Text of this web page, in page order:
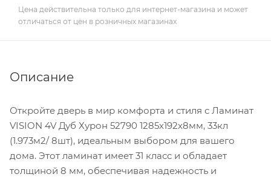
Цена действительна только для интернет-магазина и может
отличаться от цен в розничных магазинах
Описание
Откройте дверь в мир комфорта и стиля с Ламинат
VISION 4V Дуб Хурон 52790 1285х192х8мм, 33кл
(1.973м2/ 8шт), идеальным выбором для вашего
дома. Этот ламинат имеет 31 класс и обладает
толщиной 8 мм, обеспечивая надежность и